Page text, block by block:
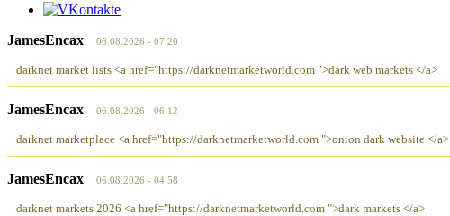
JamesEncax 06.08.2026 - 07:20
darknet market lists <a href="https://darknetmarketworld.com ">dark web markets </a>
JamesEncax 06.08.2026 - 06:12
darknet marketplace <a href="https://darknetmarketworld.com ">onion dark website </a>
JamesEncax 06.08.2026 - 04:58
darknet markets 2026 <a href="https://darknetmarketworld.com ">dark markets </a>